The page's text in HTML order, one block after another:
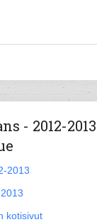
- 2012-
2013
kotisivut